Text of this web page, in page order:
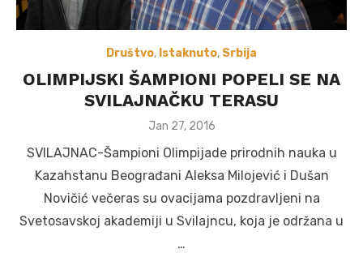
Društvo, Istaknuto, Srbija
OLIMPIJSKI ŠAMPIONI POPELI SE NA
SVILAJNAČKU TERASU
Posted
Jan 27, 2016
SVILAJNAC-Šampioni Olimpijade prirodnih nauka u
Kazahstanu Beograđani Aleksa Milojević i Dušan
Novičić večeras su ovacijama pozdravljeni na
Svetosavskoj akademiji u Svilajncu, koja je održana u
…